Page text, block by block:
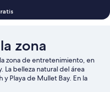
zona
zona de entretenimiento, en
La belleza natural del área
Playa de Mullet Bay. En la
snorkel y paseos en